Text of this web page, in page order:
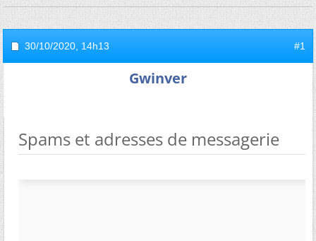
30/10/2020, 14h13 #1
Gwinver
Spams et adresses de messagerie